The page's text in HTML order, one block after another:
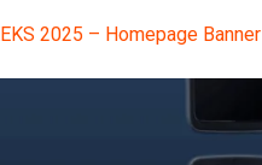
2025 – Homepage Banner